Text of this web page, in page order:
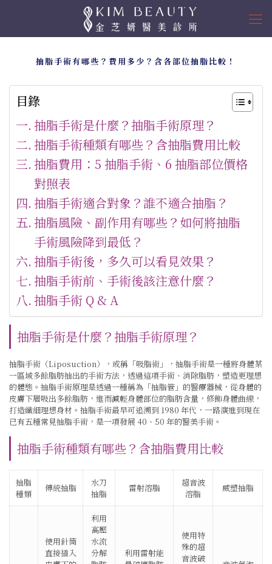
抽脂手術有哪些？費用多少？含各部位抽脂比較！
目錄
抽脂手術是什麼？抽脂手術原理？
抽脂手術種類有哪些？含抽脂費用比較
抽脂費用：5 抽脂手術、6 抽脂部位價格
對照表
抽脂手術適合對象？誰不適合抽脂？
抽脂風險、副作用有哪些？如何將抽脂
手術風險降到最低？
抽脂手術後，多久可以看見效果？
抽脂手術前、手術後該注意什麼？
抽脂手術 Q & A
抽脂手術是什麼？抽脂手術原理？
抽脂手術（Liposuction），或稱「吸脂術」，抽脂手術是一種將身體某
一區域多餘脂肪抽出的手術方法，透過這項手術、消除脂肪，塑造更理想
的體態。抽脂手術原理是透過一種稱為「抽脂管」的醫療器械，從身體的
皮膚下層吸出多餘脂肪，進而減輕身體部位的脂肪含量，修飾身體曲線，
打造纖細理想身材。抽脂手術最早可追溯到 1980 年代，一路演進到現在
已有五種常見抽脂手術，是一項發展 40、50 年的醫美手術。
抽脂手術種類有哪些？含抽脂費用比較
抽脂
種類
傳統抽脂
水刀
抽脂
雷射溶脂
超音波
溶脂
威塑抽脂
使用針筒
直接插入
利用
高壓
水流
分解
利用雷射能
使用特
殊的超
音波破